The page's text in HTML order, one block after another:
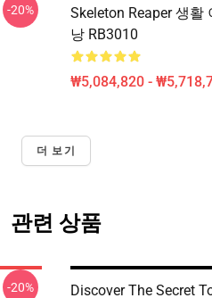
-20%
Skeleton Reaper 생활
낭 RB3010
₩5,084,820 -
더 보기
관련 상품
-20%
Discover The Secret